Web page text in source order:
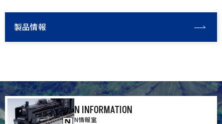
製品情報
N INFORMATION
N情報室